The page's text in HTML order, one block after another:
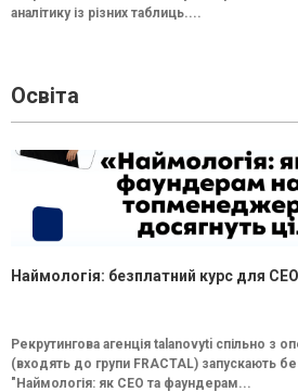
аналітику із різних таблиць....
Освіта
Наймологія: безплатний курс для
Рекрутингова агенція talanovyti спільно з
(входять до групи FRACTAL) запускають
"Наймологія: як СEO та фаундерам...